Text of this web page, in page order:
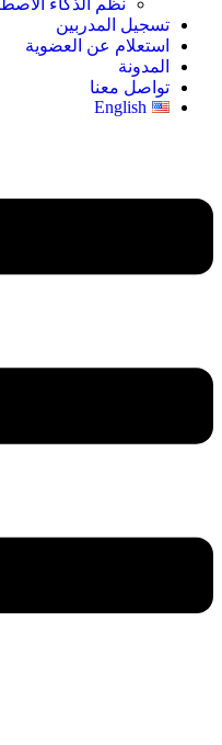
نظم الذكاء
تسجيل المدربين
استعلام عن العضوية
المدونة
تواصل معنا
English